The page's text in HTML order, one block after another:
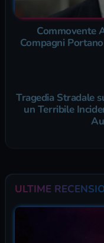
Commovente
Compagni
Tragedia Stradale
un Terribile
ULTIME